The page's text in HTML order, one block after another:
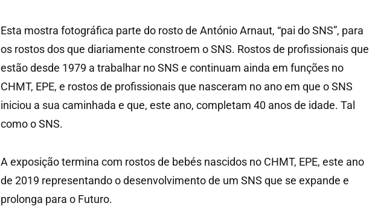
Esta mostra fotográfica parte do rosto de António Arnaut, “pai do SNS”, para
os rostos dos que diariamente constroem o SNS. Rostos de profissionais que
estão desde 1979 a trabalhar no SNS e continuam ainda em funções no
CHMT, EPE, e rostos de profissionais que nasceram no ano em que o SNS
iniciou a sua caminhada e que, este ano, completam 40 anos de idade. Tal
como o SNS.
A exposição termina com rostos de bebés nascidos no CHMT, EPE, este ano
de 2019 representando o desenvolvimento de um SNS que se expande e
prolonga para o Futuro.